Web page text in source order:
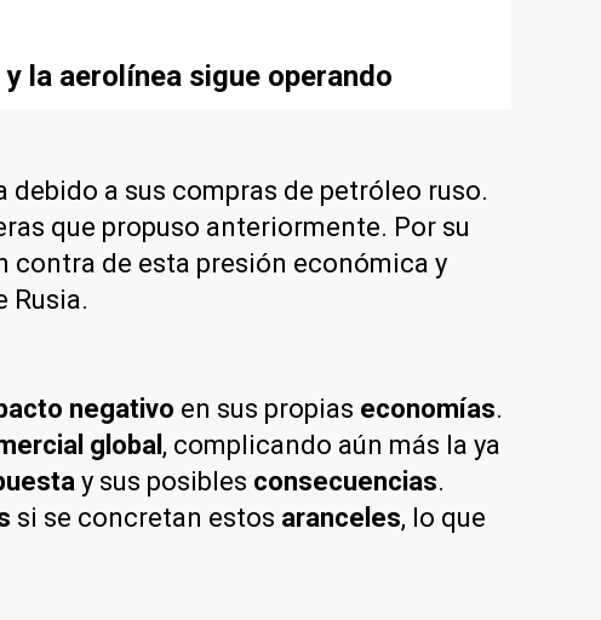
la aerolínea sigue operando
a sus compras de petróleo ruso.
que propuso anteriormente. Por su
contra de esta presión económica y
Rusia.
negativo en sus propias economías.
global , complicando aún más la ya
y sus posibles consecuencias.
si se concretan estos aranceles, lo que